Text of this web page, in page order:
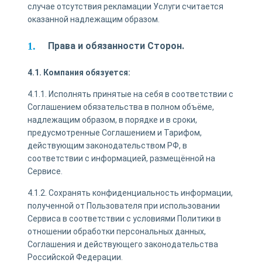
случае отсутствия рекламации Услуги считается
оказанной надлежащим образом.
Права и обязанности Сторон.
4.1. Компания обязуется:
4.1.1. Исполнять принятые на себя в соответствии с
Соглашением обязательства в полном объёме,
надлежащим образом, в порядке и в сроки,
предусмотренные Соглашением и Тарифом,
действующим законодательством РФ, в
соответствии с информацией, размещённой на
Сервисе.
4.1.2. Сохранять конфиденциальность информации,
полученной от Пользователя при использовании
Сервиса в соответствии с условиями Политики в
отношении обработки персональных данных,
Соглашения и действующего законодательства
Российской Федерации.